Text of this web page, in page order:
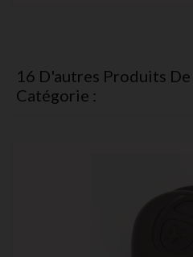
16 D'autres Produits De
Catégorie :